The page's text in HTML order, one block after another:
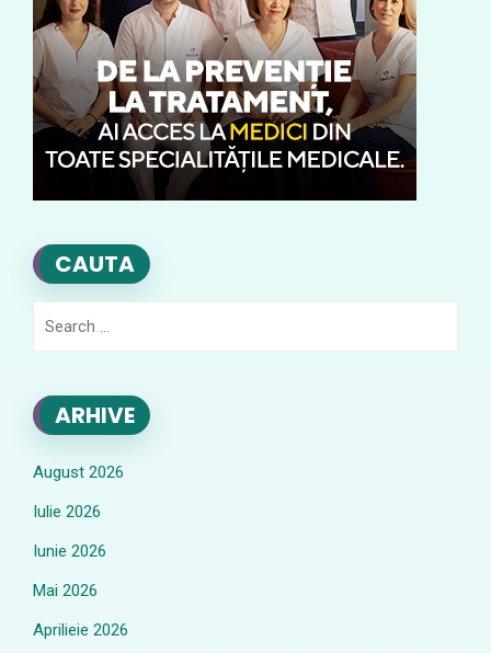
CAUTA
ARHIVE
August 2026
Iulie 2026
Iunie 2026
Mai 2026
Aprilieie 2026